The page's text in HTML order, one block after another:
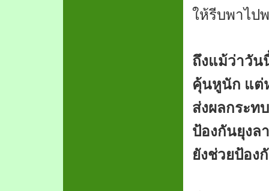
ให้รีบพาไป
ถึงแม้ว่าวัน
คุ้นหูนัก แต่
ส่งผลกระท
ป้องกันยุงล
ยังช่วยป้อง